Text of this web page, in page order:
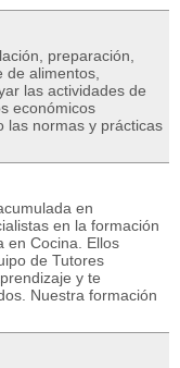
preparación,
alimentos,
las actividades de
económicos
las normas y prácticas
en
en la formación
en Cocina. Ellos
de Tutores
y te
Nuestra formación